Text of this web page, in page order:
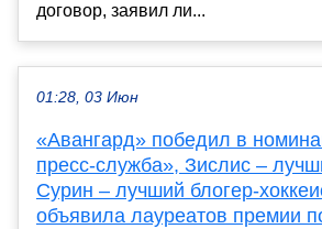
договор, заявил ли...
01:28, 03 Июн
«Авангард» победил в
пресс-служба», Зислис –
Сурин – лучший блогер-
объявила лауреатов премии